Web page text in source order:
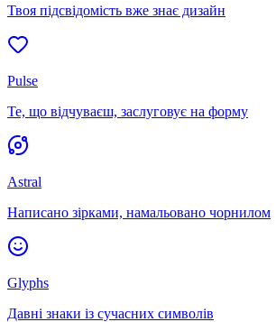
Твоя підсвідомість вже знає дизайн
Pulse
Те, що відчуваєш, заслуговує на форму
Astral
Написано зірками, намальовано чорнилом
Glyphs
Давні знаки із сучасних символів